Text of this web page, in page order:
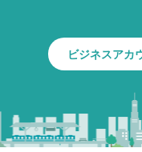
ビジネスアカ